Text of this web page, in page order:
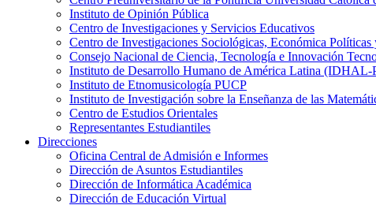
Instituto de Opinión Pública
Centro de Investigaciones y Servicios Educativos
Centro de Investigaciones Sociológicas, Económica
Consejo Nacional de Ciencia, Tecnología e Innovación
Instituto de Desarrollo Humano de América Latina (IDHAL-
Instituto de Etnomusicología PUCP
Instituto de Investigación sobre la Enseñanza de las
Centro de Estudios Orientales
Representantes Estudiantiles
Direcciones
Oficina Central de Admisión e Informes
Dirección de Asuntos Estudiantiles
Dirección de Informática Académica
Dirección de Educación Virtual